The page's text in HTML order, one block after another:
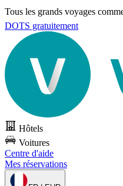
Tous les grands voyages
DOTS gratuitement
Hôtels
Voitures
Centre d'aide
Mes réservations